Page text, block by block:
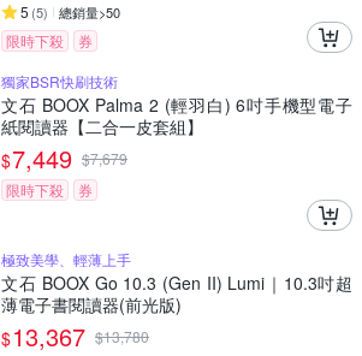
5 (5) 總銷量>50
限時下殺
券
獨家BSR快刷技術
文石 BOOX Palma 2 (輕羽白) 6吋手機型電子
紙閱讀器【二合一皮套組】
$7,449 $7,679
限時下殺
券
極致美學、輕薄上手
文石 BOOX Go 10.3 (Gen II) Lumi｜10.3吋超
薄電子書閱讀器(前光版)
$13,367 $13,780